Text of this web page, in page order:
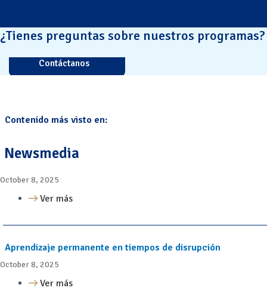
¿Tienes preguntas sobre nuestros programas?
Contáctanos
Contenido más visto en:
Newsmedia
October 8, 2025
Ver más
Aprendizaje permanente en tiempos de disrupción
October 8, 2025
Ver más